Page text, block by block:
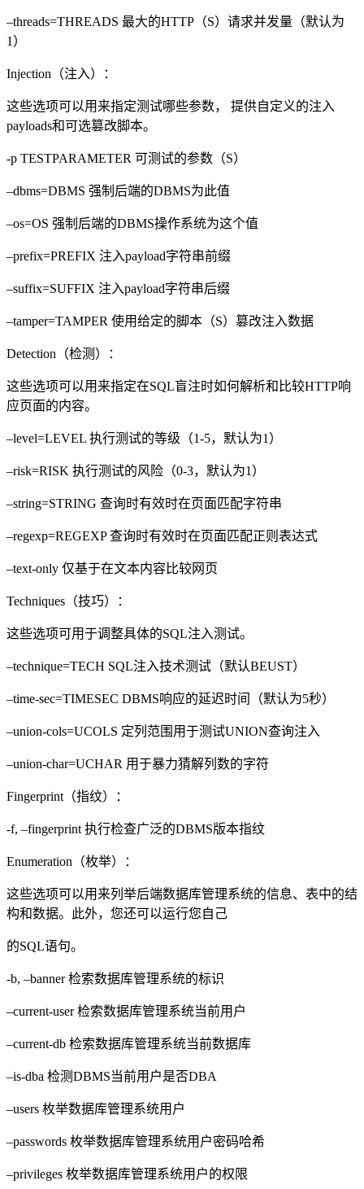
–threads=THREADS 最大的HTTP（S）请求并发量（默认为
1）
Injection（注入）：
这些选项可以用来指定测试哪些参数， 提供自定义的注入
payloads和可选篡改脚本。
-p TESTPARAMETER 可测试的参数（S）
–dbms=DBMS 强制后端的DBMS为此值
–os=OS 强制后端的DBMS操作系统为这个值
–prefix=PREFIX 注入payload字符串前缀
–suffix=SUFFIX 注入payload字符串后缀
–tamper=TAMPER 使用给定的脚本（S）篡改注入数据
Detection（检测）：
这些选项可以用来指定在SQL盲注时如何解析和比较HTTP响
应页面的内容。
–level=LEVEL 执行测试的等级（1-5，默认为1）
–risk=RISK 执行测试的风险（0-3，默认为1）
–string=STRING 查询时有效时在页面匹配字符串
–regexp=REGEXP 查询时有效时在页面匹配正则表达式
–text-only 仅基于在文本内容比较网页
Techniques（技巧）：
这些选项可用于调整具体的SQL注入测试。
–technique=TECH SQL注入技术测试（默认BEUST）
–time-sec=TIMESEC DBMS响应的延迟时间（默认为5秒）
–union-cols=UCOLS 定列范围用于测试UNION查询注入
–union-char=UCHAR 用于暴力猜解列数的字符
Fingerprint（指纹）：
-f, –fingerprint 执行检查广泛的DBMS版本指纹
Enumeration（枚举）：
这些选项可以用来列举后端数据库管理系统的信息、表中的结
构和数据。此外，您还可以运行您自己
的SQL语句。
-b, –banner 检索数据库管理系统的标识
–current-user 检索数据库管理系统当前用户
–current-db 检索数据库管理系统当前数据库
–is-dba 检测DBMS当前用户是否DBA
–users 枚举数据库管理系统用户
–passwords 枚举数据库管理系统用户密码哈希
–privileges 枚举数据库管理系统用户的权限